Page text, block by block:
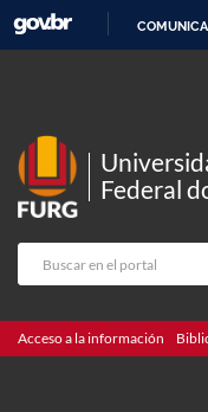
Federal
Acceso a la información